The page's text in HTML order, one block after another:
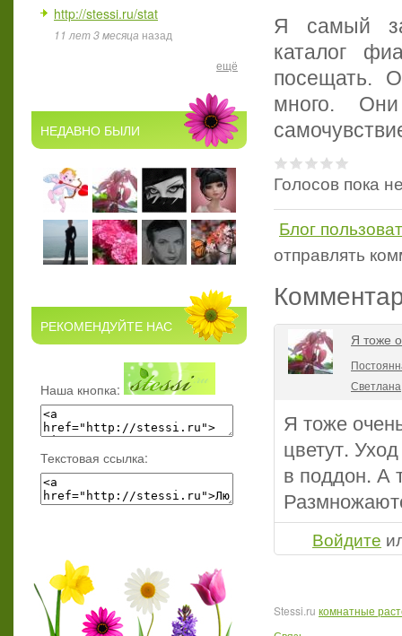
http://stessi.ru/stat
11 лет 3 месяца назад
ещё
НЕДАВНО БЫЛИ
РЕКОМЕНДУЙТЕ НАС
Наша кнопка:
Текстовая ссылка:
Я самый
каталог
посещать.
много.
Голосов пока
Блог
отправлять
Я тоже
Светлана
Я тоже
цветут.
в поддон. А
Войдите
Stessi.ru комнатные